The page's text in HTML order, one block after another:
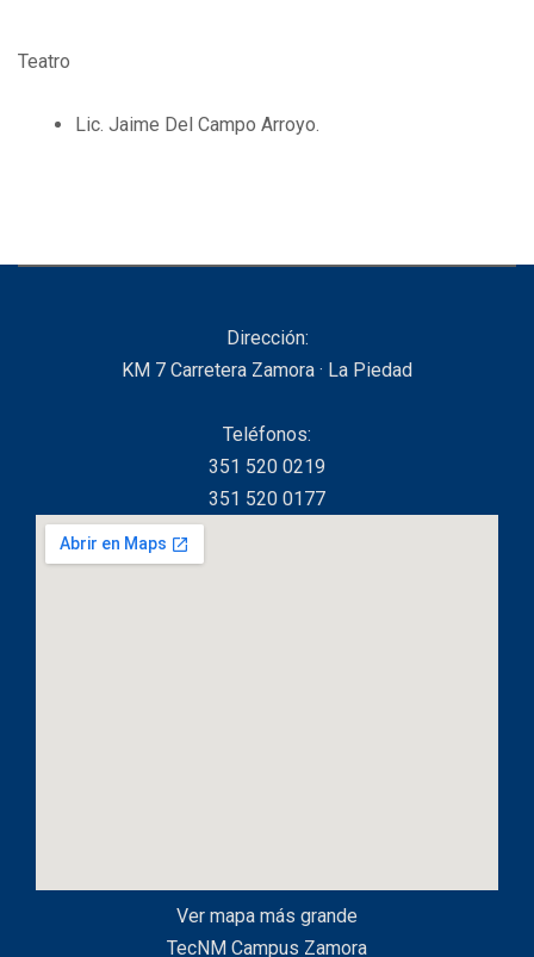
Teatro
Lic. Jaime Del Campo Arroyo.
Dirección:
KM 7 Carretera Zamora · La Piedad
Teléfonos:
351 520 0219
351 520 0177
Ver mapa más grande
TecNM Campus Zamora